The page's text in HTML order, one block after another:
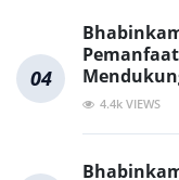
04
4.4k VIEWS